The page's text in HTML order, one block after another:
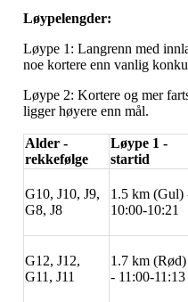
Løypelengder:
Løype 1: Langrenn med
noe kortere enn vanlig
Løype 2: Kortere og mer
ligger høyere enn mål.
Alder -
rekkefølge
Løype 1 -
startid
G10, J10, J9,
G8, J8
1.5 km (Gul)
10:00-10:21
G12, J12,
G11, J11
1.7 km (Rød)
- 11:00-11:13